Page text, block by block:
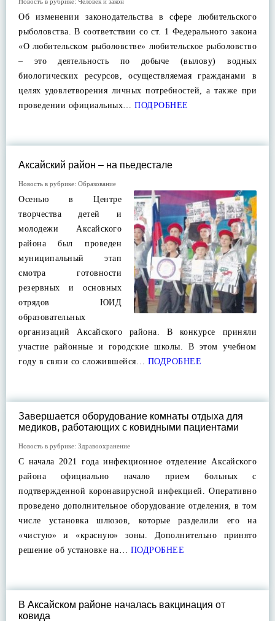
Об изменении законодательства в сфере любительского
рыболовства. В соответствии со ст. 1 Федерального закона
«О любительском рыболовстве» любительское рыболовство
– это деятельность по добыче (вылову) водных
биологических ресурсов, осуществляемая гражданами в
целях удовлетворения личных потребностей, а также при
проведении официальных… ПОДРОБНЕЕ
Аксайский район – на пьедестале
Новость в рубрике: Образование
Осенью в Центре
творчества детей и
молодежи Аксайского
района был проведен
муниципальный этап
смотра готовности
резервных и основных
отрядов ЮИД
образовательных
организаций Аксайского района. В конкурсе приняли
участие районные и городские школы. В этом учебном
году в связи со сложившейся… ПОДРОБНЕЕ
Завершается оборудование комнаты отдыха для
медиков, работающих с ковидными пациентами
Новость в рубрике: Здравоохранение
С начала 2021 года инфекционное отделение Аксайского
района официально начало прием больных с
подтвержденной коронавирусной инфекцией. Оперативно
проведено дополнительное оборудование отделения, в том
числе установка шлюзов, которые разделили его на
«чистую» и «красную» зоны. Дополнительно принято
решение об установке на… ПОДРОБНЕЕ
В Аксайском районе началась вакцинация от
ковида